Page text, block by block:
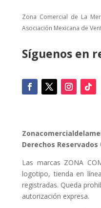
Zona Comercial de La
Asociación Mexicana de
Síguenos en
Derechos Reservados
Las marcas ZONA
logotipo, tienda en
registradas. Queda
autorización expresa.